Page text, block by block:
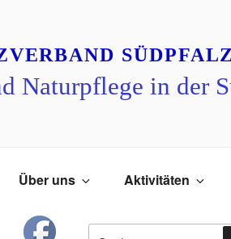
Naturpflege in der
Über uns Aktivitäten